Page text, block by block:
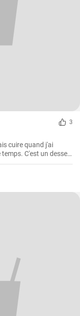
3
cuire quand j'ai
C'est un dessert